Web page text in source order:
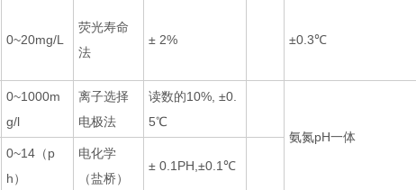
0~20mg/L
荧光寿命
法
± 2% ±0.3℃
0~1000m
g/l
离子选择
电极法
读数的10%, ±0.
5℃
氨氮pH一体
0~14（p
h）
电化学
（盐桥）
± 0.1PH,±0.1℃